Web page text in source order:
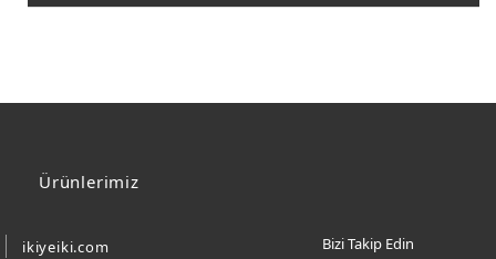
Ürünlerimiz
ikiyeiki.com Bizi Takip Edin